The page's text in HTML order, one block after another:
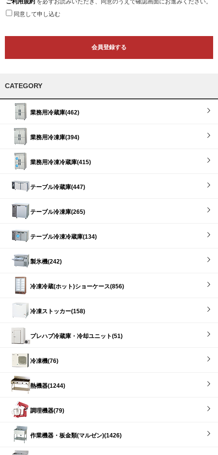
ご利用規約 を必ずお読みいただき、同意のうえで確認画面にお進みください。
同意して申し込む
CATEGORY
業務用冷蔵庫(462)
業務用冷凍庫(394)
業務用冷凍冷蔵庫(415)
テーブル冷蔵庫(447)
テーブル冷凍庫(265)
テーブル冷凍冷蔵庫(134)
製氷機(242)
冷凍冷蔵(ホット)ショーケース(856)
冷凍ストッカー(158)
プレハブ冷蔵庫・冷却ユニット(51)
冷凍機(76)
熱機器(1244)
調理機器(79)
作業機器・板金類(マルゼン)(1426)